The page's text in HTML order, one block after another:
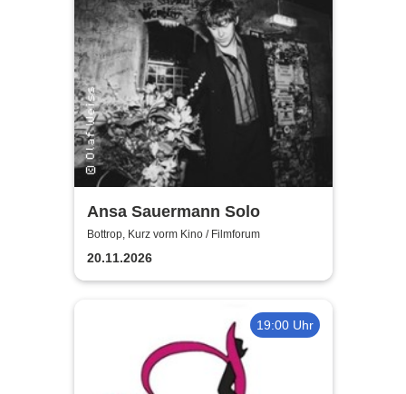
Ansa Sauermann Solo
Bottrop, Kurz vorm Kino / Filmforum
20.11.2026
19:00 Uhr